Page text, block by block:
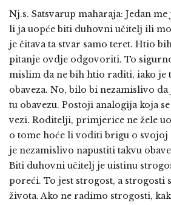
Nj.s. Satsvarup maharaja: Jedan
li ja uopće biti duhovni učitelj ili
je čitava ta stvar samo teret. Htio
pitanje ovdje odgovoriti. To
mislim da ne bih htio raditi, iako je
obaveza. No, bilo bi nezamislivo
tu obavezu. Postoji analogija koja
vezi. Roditelji, primjerice ne žele
o tome hoće li voditi brigu o
je nezamislivo napustiti takvu
Biti duhovni učitelj je uistinu
poreći. To jest strogost, a strogosti
života. Ako ne radimo strogosti,